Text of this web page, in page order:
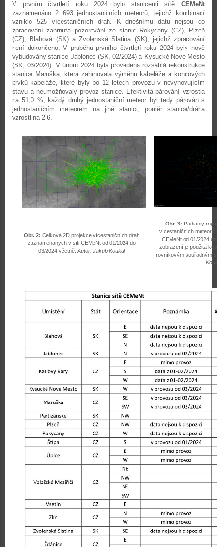
V prvním čtvrtletí roku 2024 bylo stanicemi sítě CEMeNt
zaznamenáno 2 693 jednostaničních meteorů, jejichž kombinací
vzniklo 525 vícestaničních drah. K dnešnímu datu nejsou do
zpracování zahrnuta pozorování ze stanic Rokycany (CZ), Plzeň
(CZ), Blahová (SK) a Zvolenská Slatina (SK), jejichž zpracování
není dokončeno. V průběhu prvního čtvrtletí roku 2024 byly nově
vybudovány stanice Jablonec (SK, 02/2024) a Kysucké Nové Mesto
(SK, 03/2024). V únoru 2024 byla provedena rozsáhlá rekonstrukce
stanice Maruška, která zahrnovala výměnu kabeláže a koncových
prvků kabeláže, které byly po 12 letech provozu v nevyhovujícím
stavu a neumožňovaly provoz stanice. Efektivita párování vzrostla
na 51,0 %, každý druhý jednostaniční meteor byl tedy párován s
jednostaničním meteorem na jiné stanici, poměr stanice/dráha
vzrostl na 2,6.
Obr. 2: Celková 2D projekce vícestaničních drah
zaznamenaných v síti CEMeNt od 01/2024 do
03/2024 včetně. Autor: Jakub Koukal
Obr. 3: Radianty
vícestaničních meteorů
CEMeNt od 01/2024
zobrazení je použita
rovníkovým souřadným